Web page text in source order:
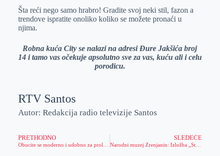
Šta reći nego samo hrabro! Gradite svoj neki stil, fazon a
trendove ispratite onoliko koliko se možete pronaći u
njima.
Robna kuća City se nalazi na adresi Đure Jakšića broj
14 i tamo vas očekuje apsolutno sve za vas, kuću ali i celu
porodicu.
RTV Santos
Autor: Redakcija radio televizije Santos
PRETHODNO SLEDEĆE